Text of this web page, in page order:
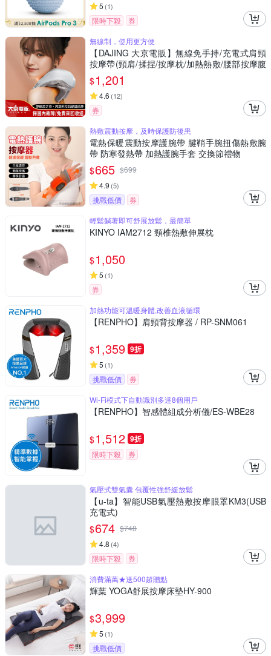
5 (1)
限時下殺
券
無線制，使用更方便
【DAJING 大京電販】無線免手持/充電式肩頸
按摩帶(頸肩/揉捏/按摩枕/加熱熱敷/腰部按摩腹
部按摩)
$1,201
4.6 (12)
券
熱敷震動按摩，及時保護防後患
電熱保暖震動按摩護腕帶 腱鞘手腕扭傷熱敷腕
帶 防寒發熱帶 加熱護腕手套 交換節禮物
$665 $699
4.9 (5)
挑戰低價
券
輕鬆躺著即可舒展放鬆，最簡單
KINYO IAM2712 頸椎熱敷伸展枕
$1,050
5 (1)
券
加熱功能可溫暖身體,改善血液循環
【RENPHO】肩頸背按摩器 / RP-SNM061
$1,359 9折
5 (1)
挑戰低價
券
Wi-Fi模式下自動識別多達8個用戶
【RENPHO】智感體組成分析儀/ES-WBE28
$1,512 9折
限時下殺 券
氣壓式雙氣囊 包覆性強舒緩放鬆
【u-ta】智能USB氣壓熱敷按摩眼罩KM3(USB
充電式)
$674 $748
4.8 (4)
限時下殺
券
消費滿萬★送500超贈點
輝葉 YOGA舒展按摩床墊HY-900
$3,999
5 (1)
挑戰低價